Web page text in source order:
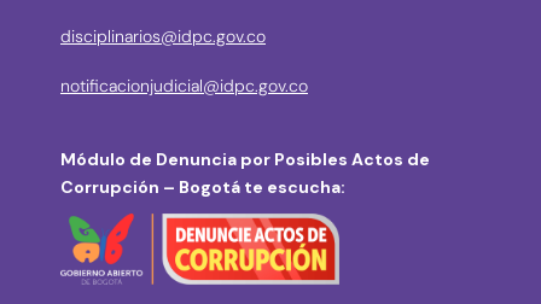
disciplinarios@idpc.gov.co
notificacionjudicial@idpc.gov.co
Módulo de Denuncia por Posibles Actos de
Corrupción – Bogotá te escucha: